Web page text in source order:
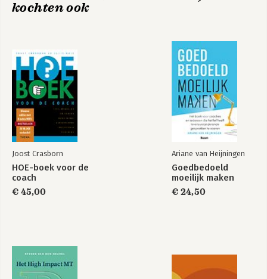
kochten ook
Joost Crasborn
HOE-boek voor de
coach
€ 45,00
Ariane van Heijningen
Goedbedoeld
moeilijk maken
€ 24,50